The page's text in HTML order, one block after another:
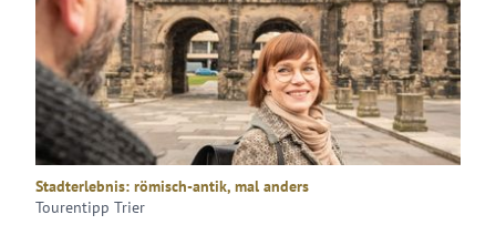
Stadterlebnis: römisch-antik, mal anders
Tourentipp Trier